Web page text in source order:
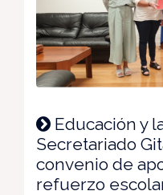
Educación y
Secretariado
convenio de
refuerzo